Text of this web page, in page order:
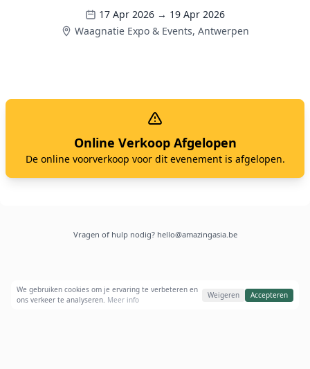
17 Apr 2026 → 19 Apr 2026
Waagnatie Expo & Events, Antwerpen
Online Verkoop Afgelopen
De online voorverkoop voor dit evenement is afgelopen.
Vragen of hulp nodig? hello@amazingasia.be
We gebruiken cookies om je ervaring te verbeteren en
ons verkeer te analyseren. Meer info
Weigeren Accepteren